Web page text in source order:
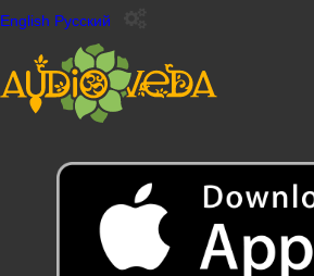
English Русский